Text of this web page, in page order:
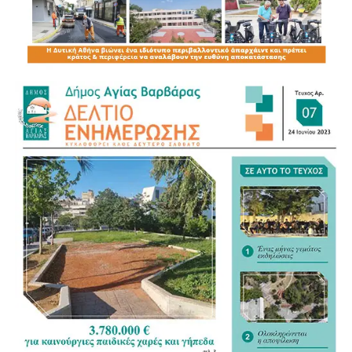
Περιφερειάρχη μας κ.Νίκου Χαρδαλιάβρίσκεται διαρκώς
δίπλα στις τοπικές κοινωνίες υλοποιώντας προγράμματα
που ενισχύουν την
εργαζόμαστε με συνέπια ώστε κανείς να μην νιώθει μόνος.
Γιατί η ποιότητα ζωής στην Τρίτη Ηλικία είναι δείκτης του
πολιτισμού μας. Όλοι μας γνωρίζουμε πως η ενημέρωση
σώζει ζωές και η πρόληψη είναι η καλύτερη θεραπεία».
Ο ΑΝΤΙΠΕΡΙΦΕΡΕΙΑΡΧΗΣ
Π.Ε. ΔΥΤΙΚΟΥ ΤΟΜΕΑ ΑΘΗΝΩΝ
ΛΩΛΟΣ ΒΑΣΙΛΕΙΟΣ